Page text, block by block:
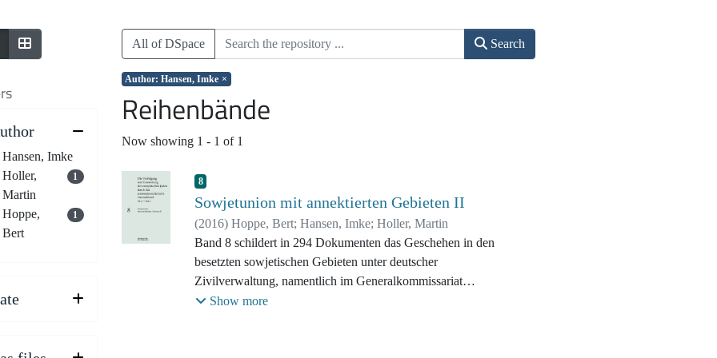
Hansen, Imke
1
Holler,
Martin
1
Hoppe,
Bert
All of DSpace Search
Author: Hansen, Imke ×
Reihenbände
Now showing 1 - 1 of 1
8
Sowjetunion mit annektierten Gebieten II
(2016) Hoppe, Bert; Hansen, Imke; Holler, Martin
Band 8 schildert in 294 Dokumenten das Geschehen in den
besetzten sowjetischen Gebieten unter deutscher
Zivilverwaltung, namentlich im Generalkommissariat
Weißruthenien und im Reichskommissariat Ukraine. Von
Show more